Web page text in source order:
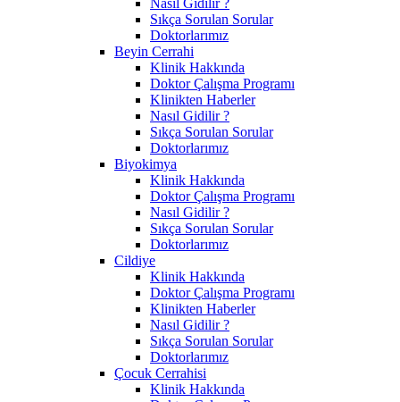
Sıkça Sorulan Sorular
Doktorlarımız
Beyin Cerrahi
Klinik Hakkında
Doktor Çalışma Programı
Klinikten Haberler
Nasıl Gidilir ?
Sıkça Sorulan Sorular
Doktorlarımız
Biyokimya
Klinik Hakkında
Doktor Çalışma Programı
Nasıl Gidilir ?
Sıkça Sorulan Sorular
Doktorlarımız
Cildiye
Klinik Hakkında
Doktor Çalışma Programı
Klinikten Haberler
Nasıl Gidilir ?
Sıkça Sorulan Sorular
Doktorlarımız
Çocuk Cerrahisi
Klinik Hakkında